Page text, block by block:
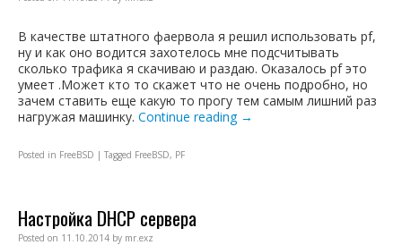
В качестве штатного фаервола я решил использовать pf,
ну и как оно водится захотелось мне подсчитывать
сколько трафика я скачиваю и раздаю. Оказалось pf это
умеет .Может кто то скажет что не очень подробно, но
зачем ставить еще какую то прогу тем самым лишний раз
нагружая машинку. Continue reading →
Posted in FreeBSD | Tagged FreeBSD, PF
Настройка DHCP сервера
Posted on 11.10.2014 by mr.exz